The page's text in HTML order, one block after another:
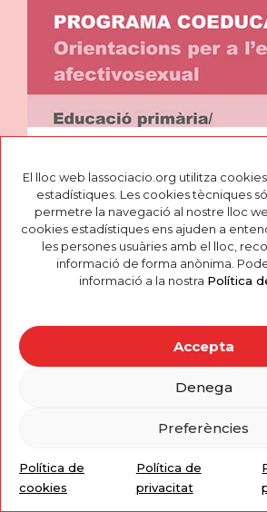
El lloc web lassociacio.org utilitza
estadístiques. Les cookies tècniques
permetre la navegació al nostre lloc
cookies estadístiques ens ajuden a
les persones usuàries amb el lloc,
informació de forma anònima.
informació a la nostra Política
Accepta
Denega
Preferències
Política de
cookies
Política de
privacitat
Educació primària
Cicle inicial